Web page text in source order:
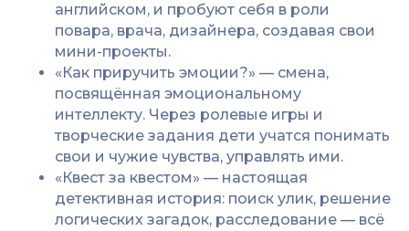
английском, и пробуют себя в роли
повара, врача, дизайнера, создавая свои
мини-проекты.
«Как приручить эмоции?» — смена,
посвящённая эмоциональному
интеллекту. Через ролевые игры и
творческие задания дети учатся понимать
свои и чужие чувства, управлять ими.
«Квест за квестом» — настоящая
детективная история: поиск улик, решение
логических загадок, расследование — всё